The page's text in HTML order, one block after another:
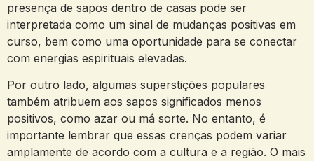
presença de sapos dentro de ‍casas pode ser
interpretada​ como um⁣ sinal de mudanças positivas em
curso, bem como uma oportunidade para se conectar
com energias espirituais elevadas.
Por outro lado, algumas superstições populares
também atribuem aos sapos significados menos
positivos, como azar ou ‍má sorte.⁣ No entanto, é
importante lembrar que ⁣essas ​crenças podem variar
amplamente de acordo com a cultura⁤ e a região. ⁢O mais